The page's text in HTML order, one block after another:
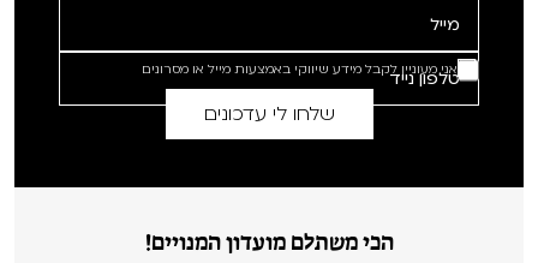
אני מעוניין לקבל מידע שיווקי באמצעות מייל או מסרונים
הכי משתלם מועדון המנויים!